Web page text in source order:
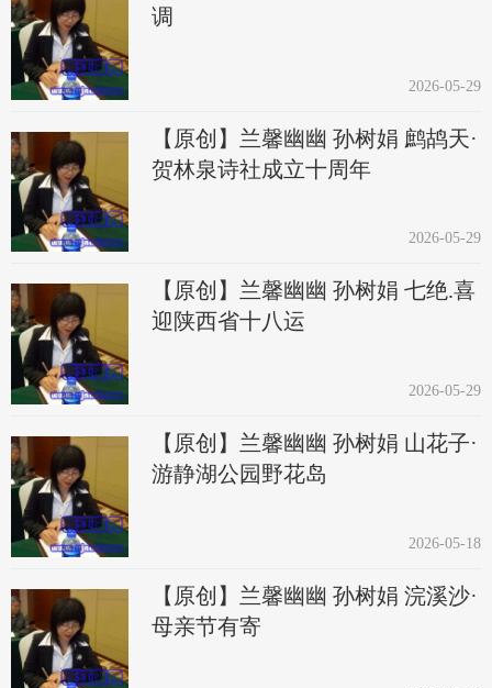
调
2026-05-29
【原创】兰馨幽幽 孙树娟 鹧鸪天·
贺林泉诗社成立十周年
2026-05-29
【原创】兰馨幽幽 孙树娟 七绝.喜
迎陕西省十八运
2026-05-29
【原创】兰馨幽幽 孙树娟 山花子·
游静湖公园野花岛
2026-05-18
【原创】兰馨幽幽 孙树娟 浣溪沙·
母亲节有寄